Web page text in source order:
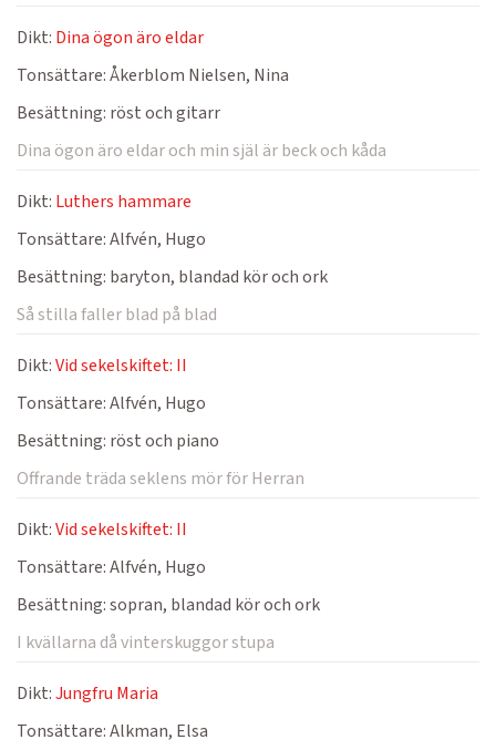
Dikt: Dina ögon äro eldar
Tonsättare:Åkerblom Nielsen, Nina
Besättning: röst och gitarr
Dina ögon äro eldar och min själ är beck och kåda
Dikt: Luthers hammare
Tonsättare:Alfvén, Hugo
Besättning: baryton, blandad kör och ork
Så stilla faller blad på blad
Dikt:Vid sekelskiftet: II
Tonsättare:Alfvén, Hugo
Besättning: röst och piano
Offrande träda seklens mör för Herran
Dikt:Vid sekelskiftet: II
Tonsättare:Alfvén, Hugo
Besättning:sopran, blandad kör och ork
I kvällarna då vinterskuggor stupa
Dikt:Jungfru Maria
Tonsättare:Alkman, Elsa